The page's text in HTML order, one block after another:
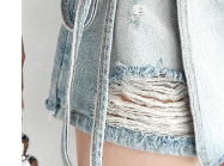
르시에 데님 랩 치마바지
▨리미티드 고별전 30%▨
pt4472 [26~30] 2color